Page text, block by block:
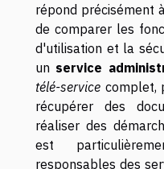
répond précisément
de comparer les
d'utilisation et la
un service
télé-service complet,
récupérer des
réaliser des
est
responsables des